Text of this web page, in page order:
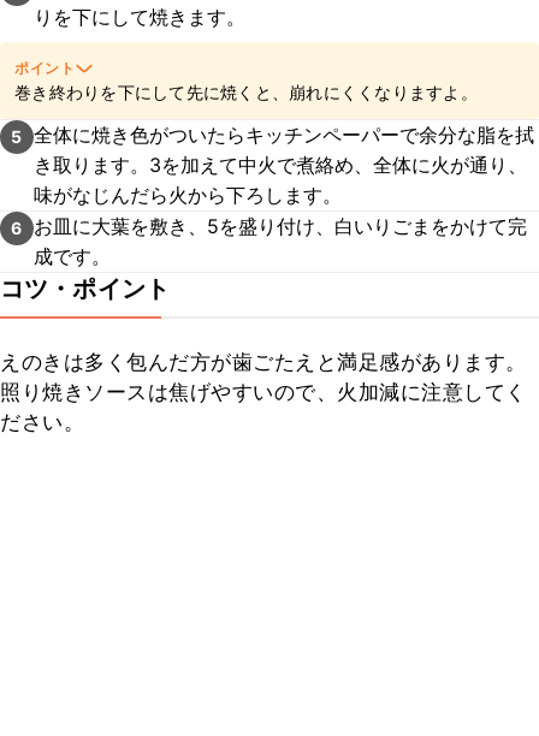
りを下にして焼きます。
ポイント
巻き終わりを下にして先に焼くと、崩れにくくなりますよ。
5 全体に焼き色がついたらキッチンペーパーで余分な脂を拭
き取ります。3を加えて中火で煮絡め、全体に火が通り、
味がなじんだら火から下ろします。
6
お皿に大葉を敷き、5を盛り付け、白いりごまをかけて完
成です。
コツ・ポイント
えのきは多く包んだ方が歯ごたえと満足感があります。
照り焼きソースは焦げやすいので、火加減に注意してく
ださい。